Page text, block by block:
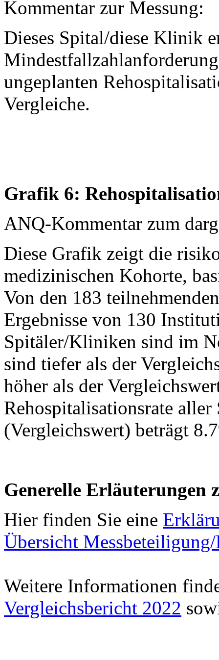
Kommentar zur Messung:
Dieses Spital/diese Klinik
ungeplanten
Vergleiche.
Grafik 6:
ANQ-Kommentar zum
Diese Grafik zeigt die
medizinischen Kohorte,
Von den 183
Ergebnisse von 130
Spitäler/Kliniken sind im
sind tiefer als der
höher als der
Rehospitalisationsrate
(Vergleichswert) beträgt
Generelle Erläuterungen
Hier finden Sie eine
Übersicht
Weitere Informationen
Vergleichsbericht 2022